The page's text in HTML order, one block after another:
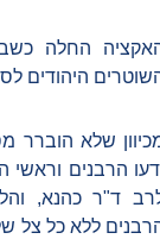
החלה
היהודים
שלא הוברר
הרבנים
ד"ר כהנא,
ללא כל צל